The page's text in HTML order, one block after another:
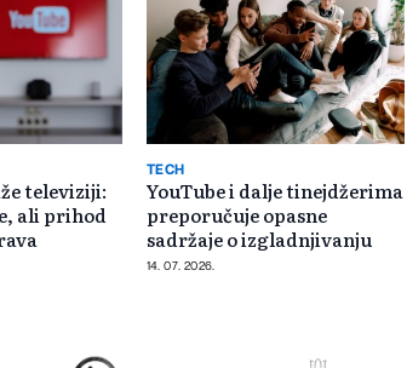
televiziji:
ali prihod
TECH
YouTube i dalje tinejdžerima
preporučuje opasne
sadržaje o izgladnjivanju
14. 07. 2026.